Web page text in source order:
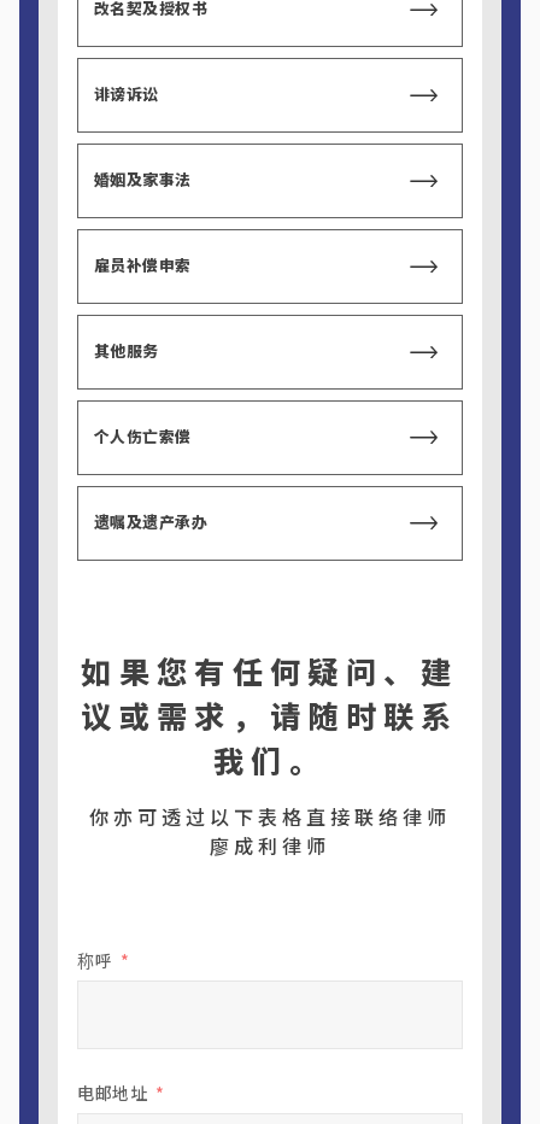
改名契及授权书
诽谤诉讼
婚姻及家事法
雇员补偿申索
其他服务
个人伤亡索偿
遗嘱及遗产承办
如果您有任何疑问、建
议或需求，请随时联系
我们。
你亦可透过以下表格直接联络律师
廖成利律师
称呼
电邮地址